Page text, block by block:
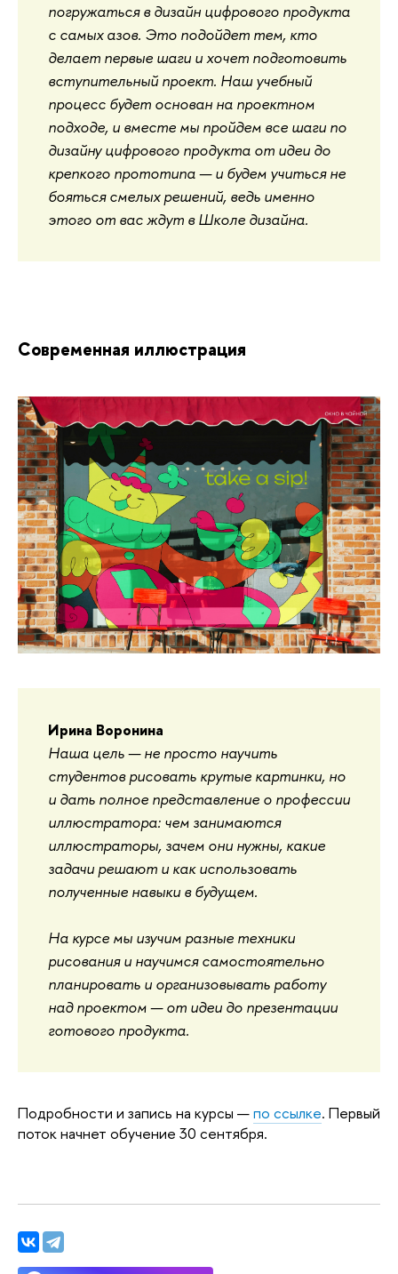
погружаться в дизайн цифрового продукта
с самых азов. Это подойдет тем, кто
делает первые шаги и хочет подготовить
вступительный проект. Наш учебный
процесс будет основан на проектном
подходе, и вместе мы пройдем все шаги по
дизайну цифрового продукта от идеи до
крепкого прототипа — и будем учиться не
бояться смелых решений, ведь именно
этого от вас ждут в Школе дизайна.
Современная иллюстрация
Ирина Воронина
Наша цель — не просто научить
студентов рисовать крутые картинки, но
и дать полное представление о профессии
иллюстратора: чем занимаются
иллюстраторы, зачем они нужны, какие
задачи решают и как использовать
полученные навыки в будущем.
На курсе мы изучим разные техники
рисования и научимся самостоятельно
планировать и организовывать работу
над проектом — от идеи до презентации
готового продукта.
Подробности и запись на курсы —по ссылке. Первый
поток начнет обучение 30 сентября.